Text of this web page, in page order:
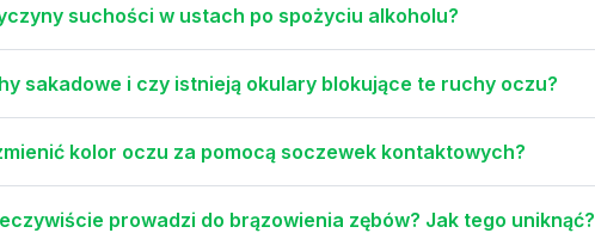
suchości w ustach po spożyciu alkoholu?
sakadowe i czy istnieją okulary blokujące te ruchy oczu?
kolor oczu za pomocą soczewek kontaktowych?
prowadzi do brązowienia zębów? Jak tego uniknąć?